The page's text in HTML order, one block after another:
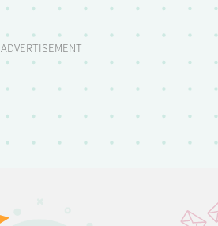
ADVERTISEMENT